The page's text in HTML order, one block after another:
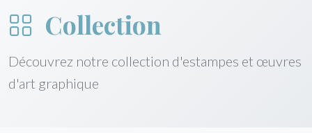
Collection
Découvrez notre collection d'estampes et œuvres
d'art graphique